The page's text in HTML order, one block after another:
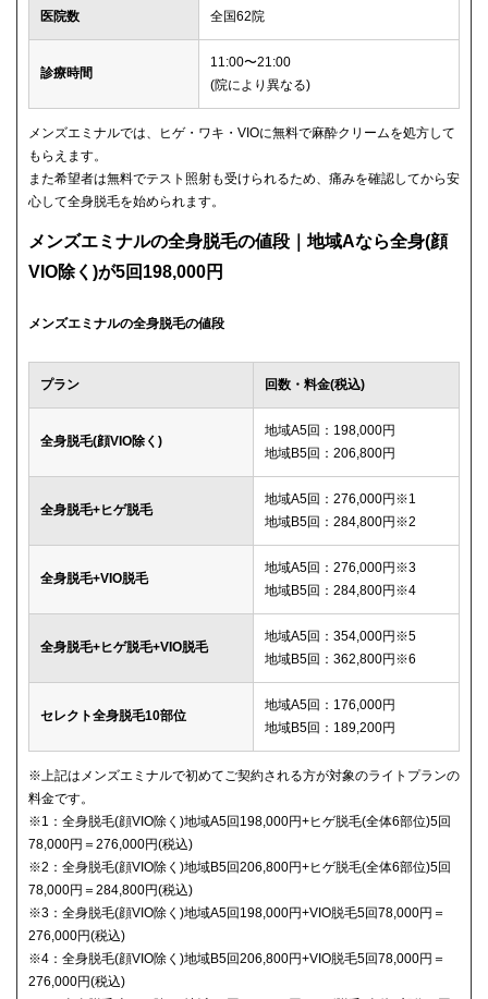
医院数 全国62院
診療時間
11:00〜21:00
(院により異なる)
メンズエミナルでは、ヒゲ・ワキ・VIOに無料で麻酔クリームを処方して
もらえます。
また希望者は無料でテスト照射も受けられるため、痛みを確認してから安
心して全身脱毛を始められます。
メンズエミナルの全身脱毛の値段｜地域Aなら全身(顔
VIO除く)が5回198,000円
メンズエミナルの全身脱毛の値段
プラン 回数・料金(税込)
全身脱毛(顔VIO除く)
地域A5回：198,000円
地域B5回：206,800円
全身脱毛+ヒゲ脱毛
地域A5回：276,000円※1
地域B5回：284,800円※2
全身脱毛+VIO脱毛
地域A5回：276,000円※3
地域B5回：284,800円※4
全身脱毛+ヒゲ脱毛+VIO脱毛
地域A5回：354,000円※5
地域B5回：362,800円※6
セレクト全身脱毛10部位
地域A5回：176,000円
地域B5回：189,200円
※上記はメンズエミナルで初めてご契約される方が対象のライトプランの
料金です。
※1：全身脱毛(顔VIO除く)地域A5回198,000円+ヒゲ脱毛(全体6部位)5回
78,000円＝276,000円(税込)
※2：全身脱毛(顔VIO除く)地域B5回206,800円+ヒゲ脱毛(全体6部位)5回
78,000円＝284,800円(税込)
※3：全身脱毛(顔VIO除く)地域A5回198,000円+VIO脱毛5回78,000円＝
276,000円(税込)
※4：全身脱毛(顔VIO除く)地域B5回206,800円+VIO脱毛5回78,000円＝
276,000円(税込)